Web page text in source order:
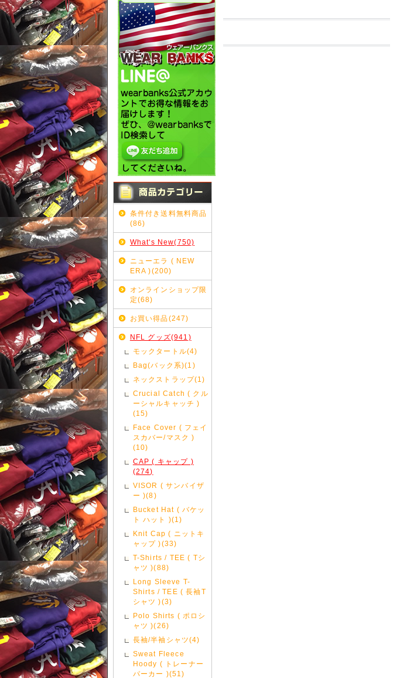
条件付き送料無料商品
(86)
What's New(750)
ニューエラ ( NEW
ERA )(200)
オンラインショップ限
定(68)
お買い得品(247)
NFL グッズ(941)
モックタートル(4)
Bag(バック系)(1)
ネックストラップ(1)
Crucial Catch ( クル
ーシャルキャッチ )
(15)
Face Cover ( フェイ
スカバー/マスク )
(10)
CAP ( キャップ )
(274)
VISOR ( サンバイザ
ー )(8)
Bucket Hat ( バケッ
ト ハット )(1)
Knit Cap ( ニットキ
ャップ )(33)
T-Shirts / TEE ( Tシ
ャツ )(88)
Long Sleeve T-
Shirts / TEE ( 長袖T
シャツ )(3)
Polo Shirts ( ポロシ
ャツ )(26)
長袖/半袖シャツ(4)
Sweat Fleece
Hoody ( トレーナー
パーカー )(51)